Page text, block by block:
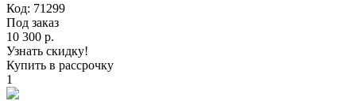
Код: 71299
Под заказ
10 300 р.
Узнать скидку!
Купить в рассрочку
1